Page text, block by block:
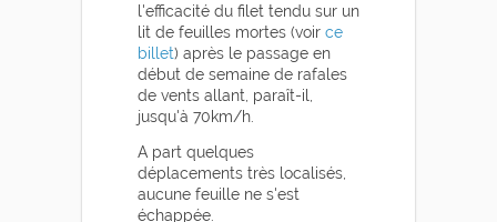
l'efficacité du filet tendu sur un
lit de feuilles mortes (voir ce
billet) après le passage en
début de semaine de rafales
de vents allant, paraît-il,
jusqu'à 70km/h.
A part quelques
déplacements très localisés,
aucune feuille ne s'est
échappée.